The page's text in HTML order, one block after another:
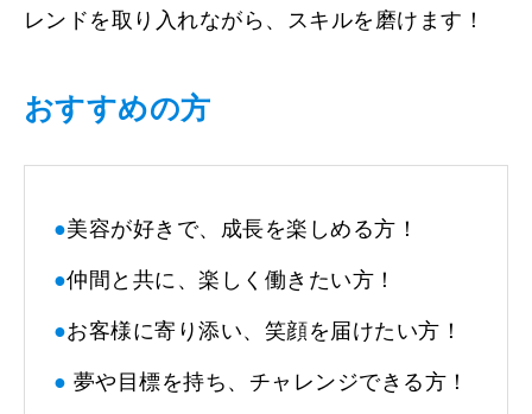
レンドを取り入れながら、スキルを磨けます！
おすすめの方
●美容が好きで、成長を楽しめる方！
●仲間と共に、楽しく働きたい方！
●お客様に寄り添い、笑顔を届けたい方！
● 夢や目標を持ち、チャレンジできる方！